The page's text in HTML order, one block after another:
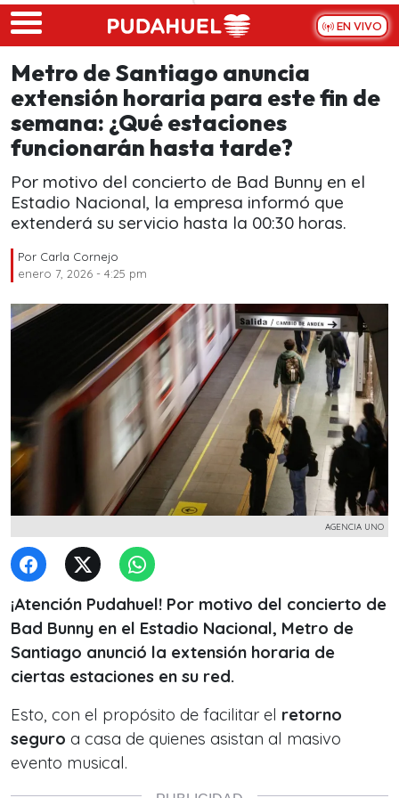
Skip to main content
EN VIVO
Metro de Santiago anuncia
extensión horaria para este fin de
semana: ¿Qué estaciones
funcionarán hasta tarde?
Por motivo del concierto de Bad Bunny en el
Estadio Nacional, la empresa informó que
extenderá su servicio hasta la 00:30 horas.
Por Carla Cornejo
enero 7, 2026 - 4:25 pm
AGENCIA UNO
¡Atención Pudahuel! Por motivo del concierto de
Bad Bunny en el Estadio Nacional, Metro de
Santiago anunció la extensión horaria de
ciertas estaciones en su red.
Esto, con el propósito de facilitar el retorno
seguro a casa de quienes asistan al masivo
evento musical.